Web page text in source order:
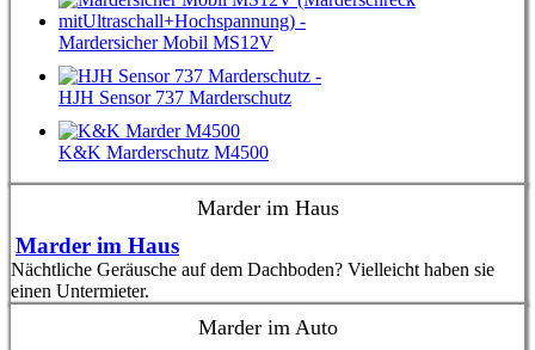
Mardersicher Mobil MS12V
HJH Sensor 737 Marderschutz
K&K Marderschutz M4500
Marder im Haus
Marder im Haus
Nächtliche Geräusche auf dem Dachboden? Vielleicht haben sie
einen Untermieter.
Marder im Auto